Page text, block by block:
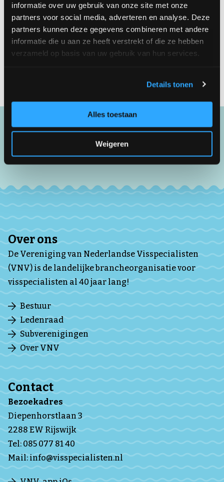
informatie over uw gebruik van onze site met onze
partners voor social media, adverteren en analyse. Deze
partners kunnen deze gegevens combineren met andere
informatie die u aan ze heeft verstrekt of die ze hebben
verzameld op basis van uw gebruik van hun services.
Details tonen
Alles toestaan
Weigeren
Interesse?
Whatsapp of bel Arjan op 06 4714 9975. Of mail
naarsales@olthuisrecycling.nl
Over ons
De Vereniging van Nederlandse Visspecialisten
(VNV) is de landelijke brancheorganisatie voor
visspecialisten al 40 jaar lang!
Bestuur
Ledenraad
Subverenigingen
Over VNV
Contact
Bezoekadres
Diepenhorstlaan 3
2288 EW Rijswijk
Tel:085 077 81 40
Mail:info@visspecialisten.nl